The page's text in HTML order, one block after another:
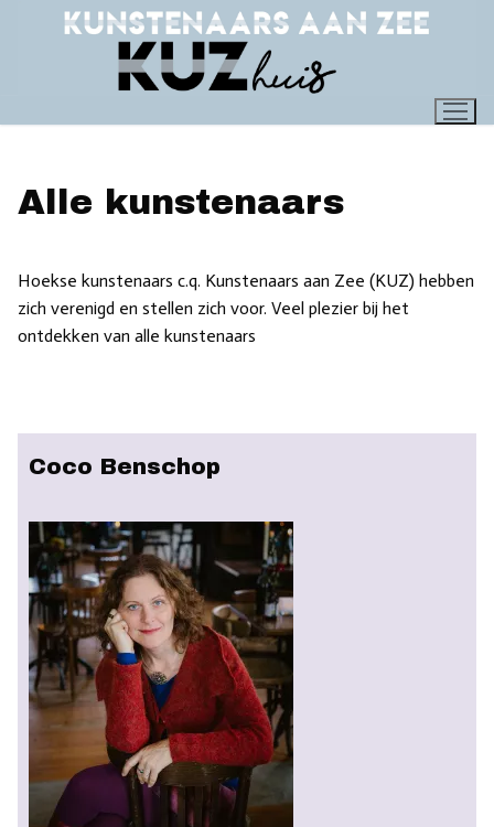
Alle kunstenaars
Hoekse kunstenaars c.q. Kunstenaars aan Zee (KUZ) hebben
zich verenigd en stellen zich voor. Veel plezier bij het
ontdekken van alle kunstenaars
Coco Benschop